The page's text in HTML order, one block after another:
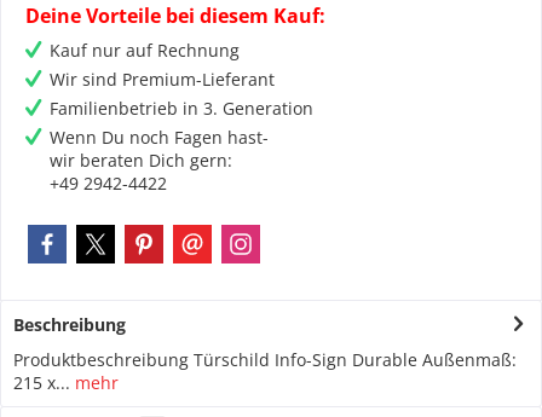
Deine Vorteile bei diesem Kauf:
Kauf nur auf Rechnung
Wir sind Premium-Lieferant
Familienbetrieb in 3. Generation
Wenn Du noch Fagen hast-
wir beraten Dich gern:
+49 2942-4422
Beschreibung
Produktbeschreibung Türschild Info-Sign Durable Außenmaß:
215 x... mehr